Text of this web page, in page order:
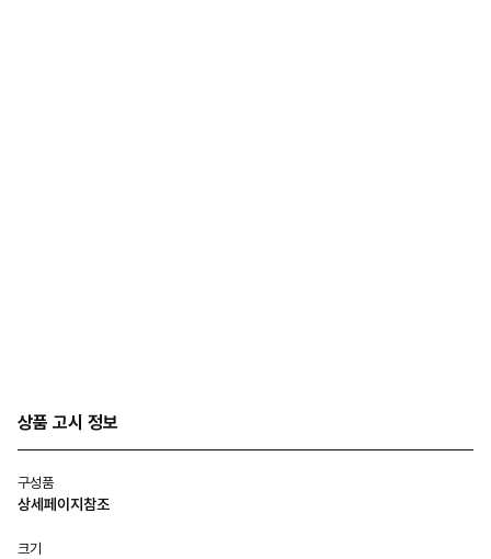
상품 고시 정보
구성품
상세페이지참조
크기